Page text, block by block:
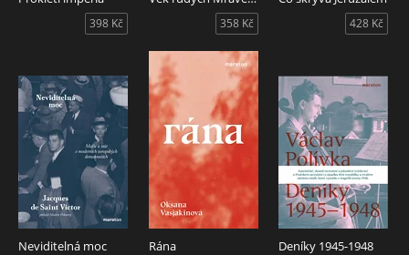
398 Kč 358 Kč 428 Kč
Neviditelná moc Rána Deníky 1945-1948